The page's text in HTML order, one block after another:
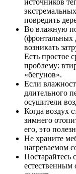
источников
повредить
Во влажную
(фронтальных
возникать
Есть простое
проблему:
«бегунов».
Если
длительного
осушители
Когда воздух
зимнего
его, это
Не храните
нагреваемом
Постарайтесь
естественным